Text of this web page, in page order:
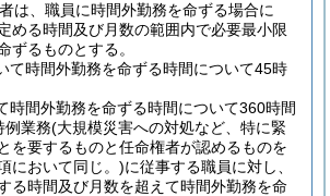
は、職員に時間外勤務を命ずる場合に
める時間及び月数の範囲内で必要最小限
ずるものとする。
て時間外勤務を命ずる時間について45時
時間外勤務を命ずる時間について360時間
例業務(大規模災害への対処など、特に緊
を要するものと任命権者が認めるものを
において同じ。)に従事する職員に対し、
る時間及び月数を超えて時間外勤務を命